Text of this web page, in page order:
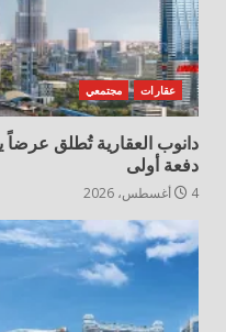
عقارات مجتمعي
دانوب العقارية تُطلق عرضاً
دفعة أولى
4 أغسطس، 2026